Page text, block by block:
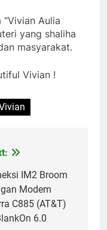
Aulia
yang shaliha
masyarakat.
Vivian !
IM2 Broom
Modem
C885 (AT&T)
6.0